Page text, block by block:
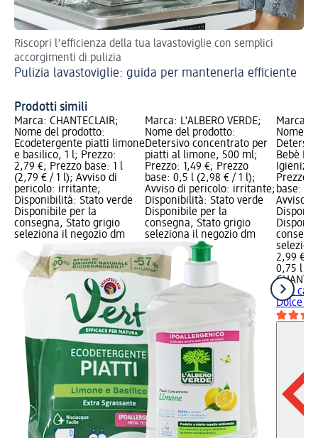
Riscopri l'efficienza della tua lavastoviglie con semplici
accorgimenti di pulizia
Pulizia lavastoviglie: guida per mantenerla efficiente
Prodotti simili
Marca: CHANTECLAIR;
Nome del prodotto:
Ecodetergente piatti limone
e basilico, 1 l; Prezzo:
2,79 €; Prezzo base: 1 l
(2,79 € / 1 l); Avviso di
pericolo: irritante;
Disponibilità: Stato verde
Disponibile per la
consegna, Stato grigio
seleziona il negozio dm
Marca: L'ALBERO VERDE;
Nome del prodotto:
Detersivo concentrato per
piatti al limone, 500 ml;
Prezzo: 1,49 €; Prezzo
base: 0,5 l (2,98 € / 1 l);
Avviso di pericolo: irritante;
Disponibilità: Stato verde
Disponibile per la
consegna, Stato grigio
seleziona il negozio dm
Marca:
Nome
Bebè
Prezzo:
base:
Avviso
2,99 €
0,75 l
Vert
Dolce